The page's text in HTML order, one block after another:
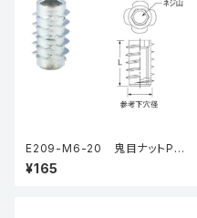
E209-M6-20 鬼目ナットPタ
イプ（5個入り）
¥165